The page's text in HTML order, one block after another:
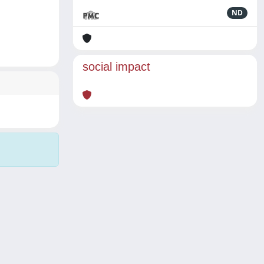
ND
social impact